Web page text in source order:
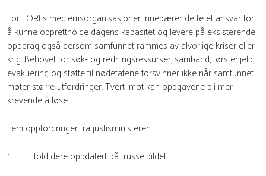
For FORFs medlemsorganisasjoner innebærer dette et ansvar for
å kunne opprettholde dagens kapasitet og levere på eksisterende
oppdrag også dersom samfunnet rammes av alvorlige kriser eller
krig. Behovet for søk- og redningsressurser, samband, førstehjelp,
evakuering og støtte til nødetatene forsvinner ikke når samfunnet
møter større utfordringer. Tvert imot kan oppgavene bli mer
krevende å løse.
Fem oppfordringer fra justisministeren
1. Hold dere oppdatert på trusselbildet